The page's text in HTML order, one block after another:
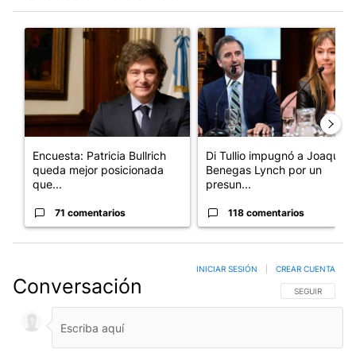
Un artículo de tendencia con el título "Encuesta: Patricia
Encuesta: Patricia Bullrich
queda mejor posicionada
que...
71 comentarios
Un artículo de tendencia con
Di Tullio impugnó a Joaquín
Benegas Lynch por un
presun...
118 comentarios
Conversación SIGA ESTA
SEGUIR
INICIAR SESIÓN CREAR CUENTA